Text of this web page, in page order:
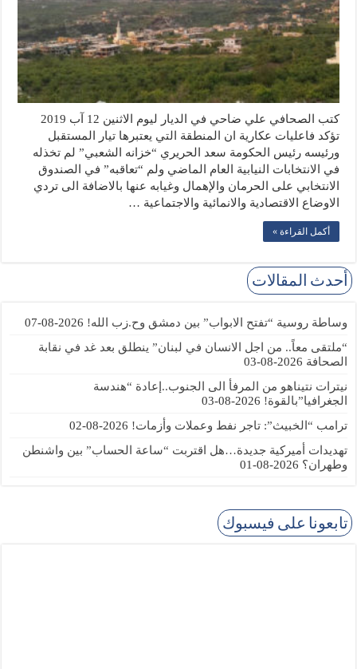
كتب الصحافي علي ضاحي في الديار ليوم الاثنين 12 آب 2019
تؤكد فاعليات عكارية ان المنطقة التي يعتبرها تيار المستقبل
ورئيسه رئيس الحكومة سعد الحريري “خزانه الشعبي” لم تخذله
في الانتخابات النيابية العام الماضي ولم “تعاقبه” في الصندوق
الانتخابي على الحرمان والإهمال وغيابه عنها بالاضافة الى تردي
الاوضاع الاقتصادية والانمائية والاجتماعية …
أكمل القراءة »
أحدث المقالات
وساطة روسية “تفتح الابواب” بين دمشق وح.زب الله! 2026-08-07
“ملتقى معاً.. من اجل الانسان في لبنان” ينطلق بعد غد في نقابة
الصحافة 2026-08-03
نيترات نتيناهو من المرفأ الى الجنوب..إعادة “هندسة
الجغرافيا”بالقوة! 2026-08-03
ترامب “الخبيث”: تاجر نفط وعملات وأزمات! 2026-08-02
تهديدات أميركية جديدة…هل اقتربت “ساعة الحساب” بين واشنطن
وطهران؟ 2026-08-01
تابعونا على فيسبوك